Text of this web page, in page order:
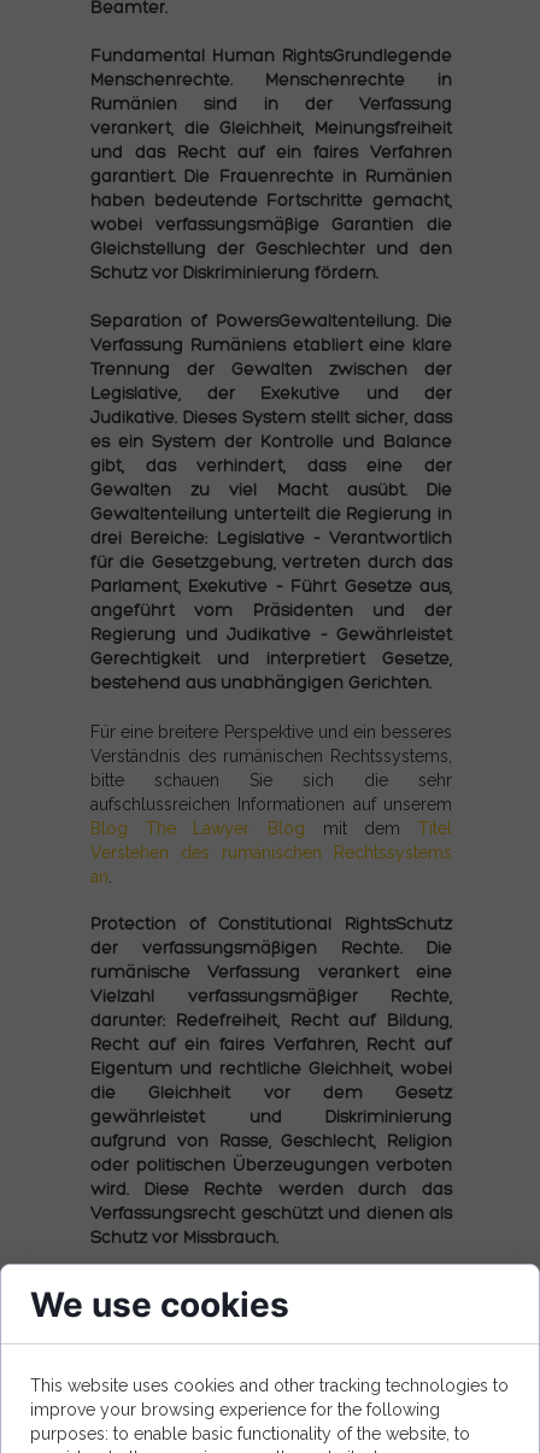
Beamter.
Fundamental Human RightsGrundlegende
Menschenrechte. Menschenrechte in
Rumänien sind in der Verfassung
verankert, die Gleichheit, Meinungsfreiheit
und das Recht auf ein faires Verfahren
garantiert. Die Frauenrechte in Rumänien
haben bedeutende Fortschritte gemacht,
wobei verfassungsmäßige Garantien die
Gleichstellung der Geschlechter und den
Schutz vor Diskriminierung fördern.
Separation of PowersGewaltenteilung. Die
Verfassung Rumäniens etabliert eine klare
Trennung der Gewalten zwischen der
Legislative, der Exekutive und der
Judikative. Dieses System stellt sicher, dass
es ein System der Kontrolle und Balance
gibt, das verhindert, dass eine der
Gewalten zu viel Macht ausübt. Die
Gewaltenteilung unterteilt die Regierung in
drei Bereiche: Legislative – Verantwortlich
für die Gesetzgebung, vertreten durch das
Parlament, Exekutive – Führt Gesetze aus,
angeführt vom Präsidenten und der
Regierung und Judikative – Gewährleistet
Gerechtigkeit und interpretiert Gesetze,
bestehend aus unabhängigen Gerichten.
Für eine breitere Perspektive und ein besseres
Verständnis des rumänischen Rechtssystems,
bitte schauen Sie sich die sehr
aufschlussreichen Informationen auf unserem
Blog The Lawyer Blog mit dem Titel
Verstehen des rumänischen Rechtssystems
an
Protection of Constitutional RightsSchutz
der verfassungsmäßigen Rechte. Die
rumänische Verfassung verankert eine
Vielzahl verfassungsmäßiger Rechte,
darunter: Redefreiheit, Recht auf Bildung,
Recht auf ein faires Verfahren, Recht auf
Eigentum und rechtliche Gleichheit, wobei
die Gleichheit vor dem Gesetz
gewährleistet und Diskriminierung
aufgrund von Rasse, Geschlecht, Religion
oder politischen Überzeugungen verboten
wird. Diese Rechte werden durch das
Verfassungsrecht geschützt und dienen als
Schutz vor Missbrauch.
Die Struktur der
rumänischen
Die Verfassung Rumäniens ist in mehrere Titel
unterteilt, von denen jeder bestimmte Aspekte
der Regierung und des Verfassungsrechts
We use cookies
This website uses cookies and other tracking technologies to
improve your browsing experience for the following
purposes: to enable basic functionality of the website, to